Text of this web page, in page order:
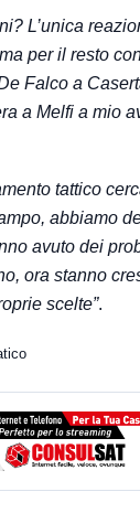
L’unica
per il resto
Falco a
a Melfi a mio
tattico
abbiamo
avuto dei
ora stanno
scelte”.